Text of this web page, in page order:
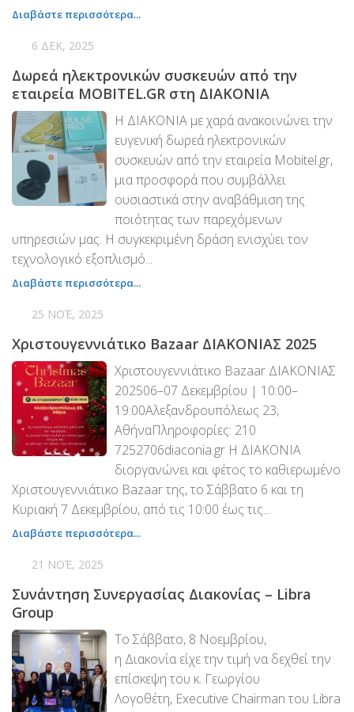
PayPal
Δράσεις
Τομείς
Νοσοκομεία
Διακονία Κατ οίκον
Φιλοξενία Κατ οίκον
Συνεργαζόμενοι Φορείς
Εκδηλώσεις
Αρχείο Ανακοινώσεων
Υποστηρικτές
Δωρητές
Χορηγοί Επικοινωνίας
Επικοινωνία
στους αδύναμους.
Διαβάστε περισσότερα...
6 ΔΕΚ, 2025
Δωρεά ηλεκτρονικών συσκευών από την
εταιρεία MOBITEL.GR στη ΔΙΑΚΟΝΙΑ
Η ΔΙΑΚΟΝΙΑ με χαρά ανακοινώνει την
ευγενική δωρεά ηλεκτρονικών
συσκευών από την εταιρεία Mobitel.gr,
μια προσφορά που συμβάλλει
ουσιαστικά στην αναβάθμιση της
ποιότητας των παρεχόμενων
υπηρεσιών μας. Η συγκεκριμένη δράση ενισχύει τον
τεχνολογικό εξοπλισμό...
Διαβάστε περισσότερα...
25 ΝΟΈ, 2025
Χριστουγεννιάτικο Bazaar ΔΙΑΚΟΝΙΑΣ 2025
Χριστουγεννιάτικο Bazaar ΔΙΑΚΟΝΙΑΣ
202506–07 Δεκεμβρίου | 10:00–
19:00Αλεξανδρουπόλεως 23,
ΑθήναΠληροφορίες: 210
7252706diaconia.gr Η ΔΙΑΚΟΝΙΑ
διοργανώνει και φέτος το καθιερωμένο
Χριστουγεννιάτικο Bazaar της, τo Σάββατο 6 και τη
Κυριακή 7 Δεκεμβρίου, από τις 10:00 έως τις...
Διαβάστε περισσότερα...
21 ΝΟΈ, 2025
Συνάντηση Συνεργασίας Διακονίας – Libra
Group
Το Σάββατο, 8 Νοεμβρίου,
η Διακονία είχε την τιμή να δεχθεί την
επίσκεψη του κ. Γεωργίου
Λογοθέτη, Executive Chairman του Libra